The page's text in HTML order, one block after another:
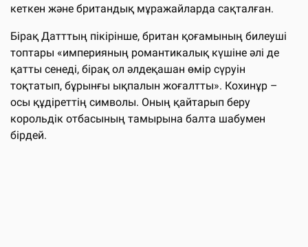
кеткен және британдық мұражайларда сақталған.
Бірақ Датттың пікірінше, британ қоғамының билеуші ​​
топтары «империяның романтикалық күшіне әлі де
қатты сенеді, бірақ ол әлдеқашан өмір сүруін
тоқтатып, бұрынғы ықпалын жоғалтты». Кохинұр –
осы құдіреттің символы. Оның қайтарып беру
корольдік отбасының тамырына балта шабумен
бірдей.